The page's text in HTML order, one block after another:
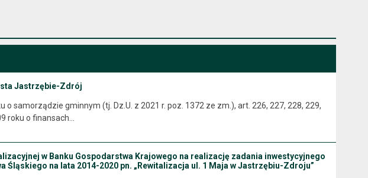
Jastrzębie-Zdrój
samorządzie gminnym (tj. Dz.U. z 2021 r. poz. 1372 ze zm.), art. 226, 227, 228, 229,
roku o finansach…
w Banku Gospodarstwa Krajowego na realizację zadania inwestycyjnego
na lata 2014-2020 pn. „Rewitalizacja ul. 1 Maja w Jastrzębiu-Zdroju”